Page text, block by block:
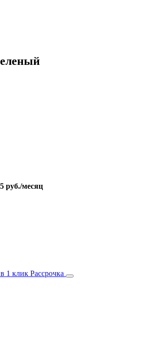
руб./месяц
1 клик Рассрочка